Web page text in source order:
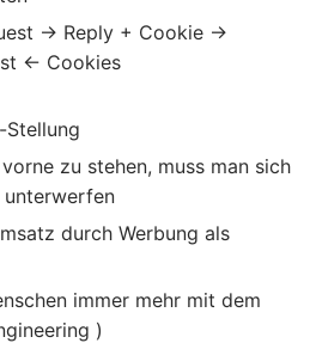
-> Reply + Cookie ->
<- Cookies
Stellung
zu stehen, muss man sich
unterwerfen
durch Werbung als
immer mehr mit dem
)